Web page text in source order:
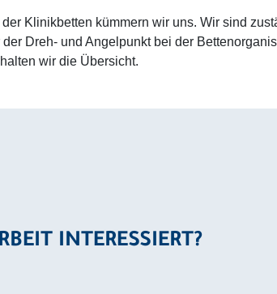
Klinikbetten kümmern wir uns. Wir sind
Dreh- und Angelpunkt bei der
wir die Übersicht.
INTERESSIERT?